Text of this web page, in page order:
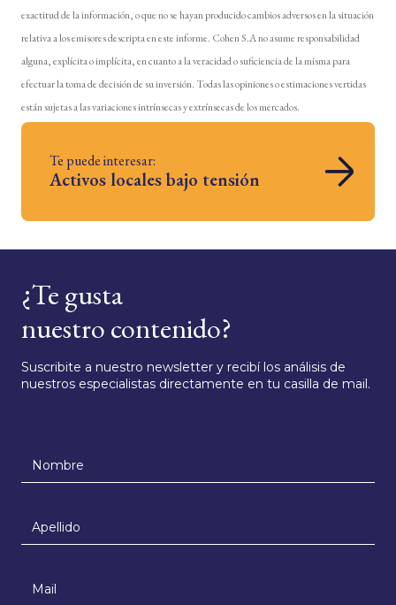
exactitud de la información, o que no se hayan producido cambios adversos en la situación
relativa a los emisores descripta en este informe. Cohen S.A no asume responsabilidad
alguna, explícita o implícita, en cuanto a la veracidad o suficiencia de la misma para
efectuar la toma de decisión de su inversión. Todas las opiniones o estimaciones vertidas
están sujetas a las variaciones intrínsecas y extrínsecas de los mercados.
Te puede interesar:
Activos locales bajo tensión
¿Te gusta
nuestro contenido?
Suscribite a nuestro newsletter y recibí los análisis de
nuestros especialistas directamente en tu casilla de mail.